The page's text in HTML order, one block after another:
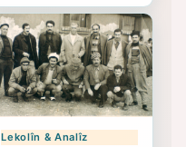
Lekolîn & Analîz